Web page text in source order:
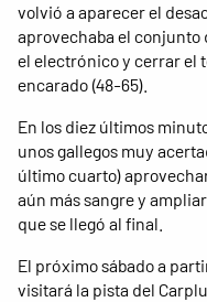
volvió a aparecer el
aprovechaba el conjunto
el electrónico y cerrar el
encarado (48-65).
En los diez últimos
unos gallegos muy
último cuarto)
aún más sangre y
que se llegó al final.
El próximo sábado a
visitará la pista del